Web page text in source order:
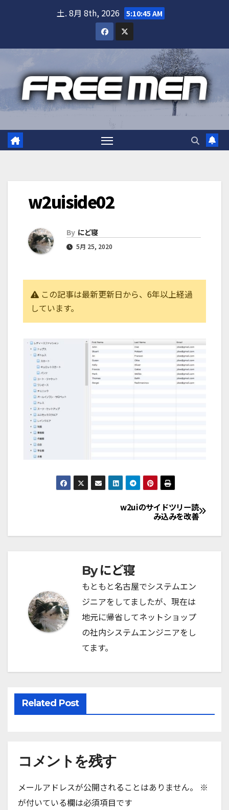
土. 8月 8th, 2026 5:10:45 AM
w2uiside02
By にど寝
5月 25, 2020
この記事は最新更新日から、6年以上経過
しています。
稿
ゲ
ー
シ
ン
w2uiのサイドツリー読
み込みを改善
Byにど寝
もともと名古屋でシステムエン
ジニアをしてましたが、現在は
地元に帰省してネットショップ
の社内システムエンジニアをし
てます。
Related Post
コメントを残す
メールアドレスが公開されることはありません。
※
が付いている欄は必須項目です